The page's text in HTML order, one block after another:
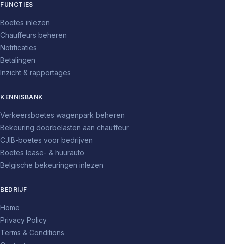
FUNCTIES
Boetes inlezen
Chauffeurs beheren
Notificaties
Betalingen
Inzicht & rapportages
KENNISBANK
Verkeersboetes wagenpark beheren
Bekeuring doorbelasten aan chauffeur
CJIB-boetes voor bedrijven
Boetes lease- & huurauto
Belgische bekeuringen inlezen
BEDRIJF
Home
Privacy Policy
Terms & Conditions